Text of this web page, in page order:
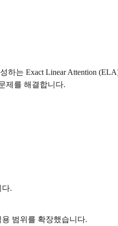
는 Exact Linear Attention
제를 해결합니다.
.
범위를 확장했습니다.